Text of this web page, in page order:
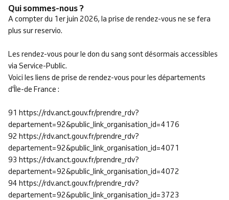
Qui sommes-nous ?
A compter du 1er juin 2026, la prise de rendez-vous ne se fera
plus sur reservio.
Les rendez-vous pour le don du sang sont désormais accessibles
via Service-Public.
Voici les liens de prise de rendez-vous pour les départements
d'Île-de France :
91 https://rdv.anct.gouv.fr/prendre_rdv?
departement=92&public_link_organisation_id=4176
92 https://rdv.anct.gouv.fr/prendre_rdv?
departement=92&public_link_organisation_id=4071
93 https://rdv.anct.gouv.fr/prendre_rdv?
departement=92&public_link_organisation_id=4072
94 https://rdv.anct.gouv.fr/prendre_rdv?
departement=92&public_link_organisation_id=3723